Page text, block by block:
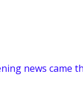
news came